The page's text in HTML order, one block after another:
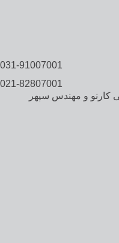
031-91007001
021-82807001
کارنو و مهندس سپهر